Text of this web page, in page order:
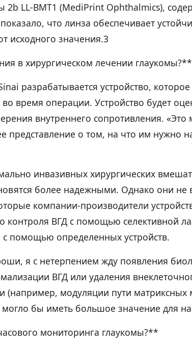
2b LL-BMT1 (MediPrint Ophthalmics),
что линза обеспечивает
исходного значения.3
в хирургическом лечении глаукомы?**
разрабатывается устройство,
время операции. Устройство будет
внутреннего сопротивления. «Это
представление о том, на что им нужно
инвазивных хирургических
более надежными. Однако они не
компании-производители
контроля ВГД с помощью селективной
с помощью определенных устройств.
я с нетерпением жду появления
ВГД или удаления
(например, модуляции пути матриксных
могло бы иметь большое значение для
мониторинга глаукомы?**